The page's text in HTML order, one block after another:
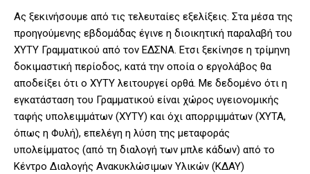
Ας ξεκινήσουμε από τις τελευταίες εξελίξεις. Στα μέσα της
προηγούμενης εβδομάδας έγινε η διοικητική παραλαβή του
ΧΥΤΥ Γραμματικού από τον ΕΔΣΝΑ. Ετσι ξεκίνησε η τρίμηνη
δοκιμαστική περίοδος, κατά την οποία ο εργολάβος θα
αποδείξει ότι ο ΧΥΤΥ λειτουργεί ορθά. Με δεδομένο ότι η
εγκατάσταση του Γραμματικού είναι χώρος υγειονομικής
ταφής υπολειμμάτων (ΧΥΤΥ) και όχι απορριμμάτων (ΧΥΤΑ,
όπως η Φυλή), επελέγη η λύση της μεταφοράς
υπολείμματος (από τη διαλογή των μπλε κάδων) από το
Κέντρο Διαλογής Ανακυκλώσιμων Υλικών (ΚΔΑΥ)